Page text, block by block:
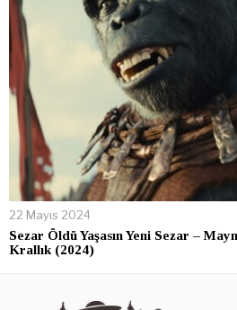
22 Mayıs 2024
Sezar Öldü Yaşasın Yeni Sezar –
Krallık (2024)